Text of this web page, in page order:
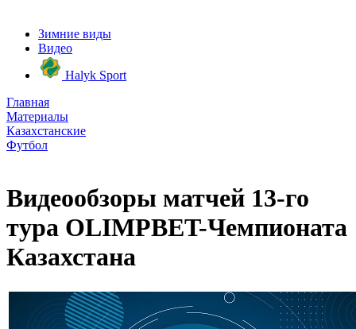
Зимние виды
Видео
Halyk Sport
Главная
Материалы
Казахстанские
Футбол
Видеообзоры матчей 13-го
тура OLIMPBET-Чемпионата
Казахстана